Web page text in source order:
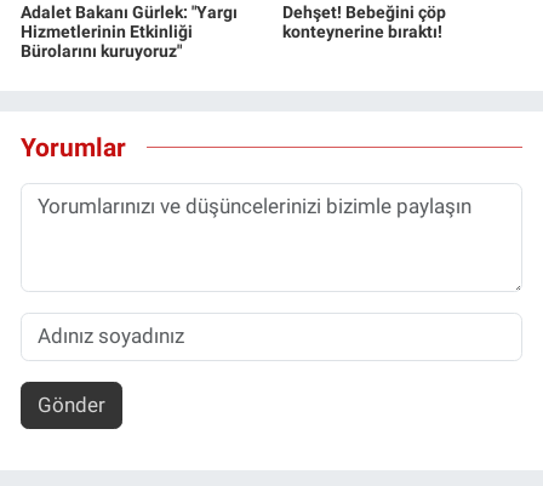
Adalet Bakanı Gürlek: "Yargı
Hizmetlerinin Etkinliği
Bürolarını kuruyoruz"
Dehşet! Bebeğini çöp
konteynerine bıraktı!
Yorumlar
Gönder